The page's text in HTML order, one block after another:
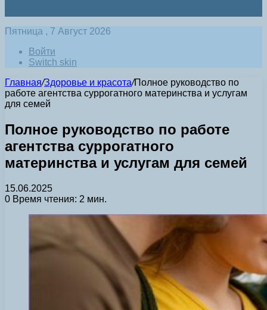
Пятница , 7 Август 2026
Войти
Switch skin
Главная/Здоровье и красота/Полное руководство по
работе агентства суррогатного материнства и услугам
для семей
Полное руководство по работе
агентства суррогатного
материнства и услугам для семей
15.06.2025
0 Время чтения: 2 мин.